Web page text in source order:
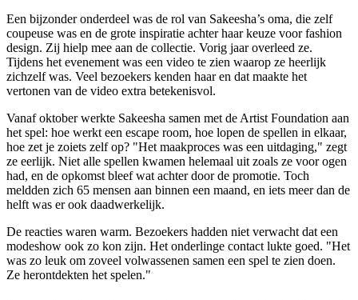
Een bijzonder onderdeel was de rol van Sakeesha’s oma, die zelf
coupeuse was en de grote inspiratie achter haar keuze voor fashion
design. Zij hielp mee aan de collectie. Vorig jaar overleed ze.
Tijdens het evenement was een video te zien waarop ze heerlijk
zichzelf was. Veel bezoekers kenden haar en dat maakte het
vertonen van de video extra betekenisvol.
Vanaf oktober werkte Sakeesha samen met de Artist Foundation aan
het spel: hoe werkt een escape room, hoe lopen de spellen in elkaar,
hoe zet je zoiets zelf op? "Het maakproces was een uitdaging," zegt
ze eerlijk. Niet alle spellen kwamen helemaal uit zoals ze voor ogen
had, en de opkomst bleef wat achter door de promotie. Toch
meldden zich 65 mensen aan binnen een maand, en iets meer dan de
helft was er ook daadwerkelijk.
De reacties waren warm. Bezoekers hadden niet verwacht dat een
modeshow ook zo kon zijn. Het onderlinge contact lukte goed. "Het
was zo leuk om zoveel volwassenen samen een spel te zien doen.
Ze herontdekten het spelen."